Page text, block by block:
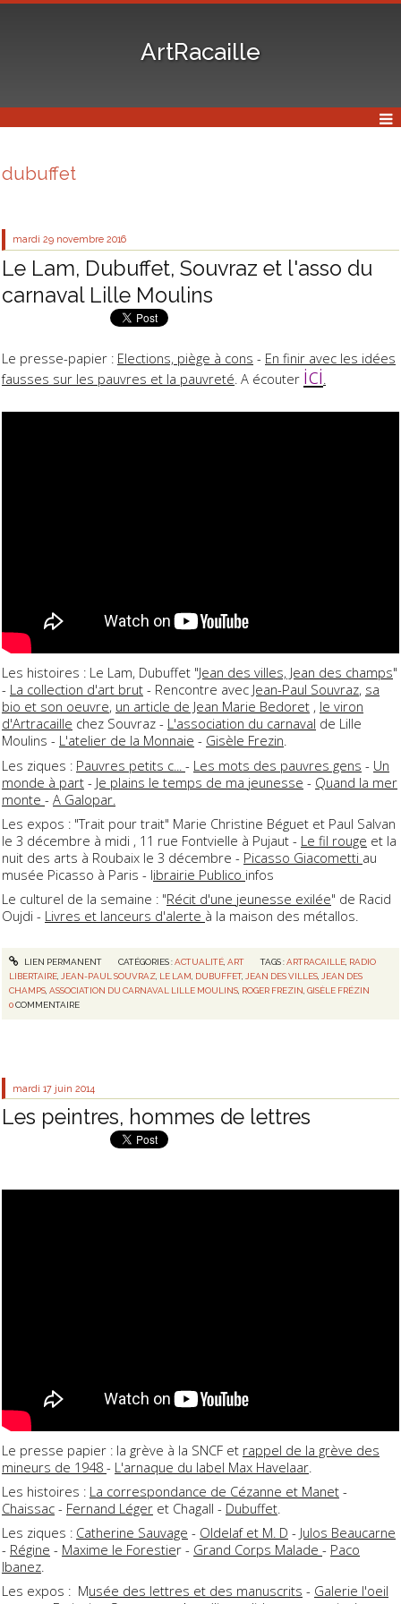
ArtRacaille
dubuffet
mardi 29 novembre 2016
Le Lam, Dubuffet, Souvraz et l'asso du
carnaval Lille Moulins
Le presse-papier : Elections, piège à cons - En finir avec les idées
fausses sur les pauvres et la pauvreté. A écouter ici.
Les histoires : Le Lam, Dubuffet "Jean des villes, Jean des champs"
- La collection d'art brut - Rencontre avec Jean-Paul Souvraz, sa
bio et son oeuvre, un article de Jean Marie Bedoret , le viron
d'Artracaille chez Souvraz - L'association du carnaval de Lille
Moulins - L'atelier de la Monnaie - Gisèle Frezin.
Les ziques : Pauvres petits c... - Les mots des pauvres gens - Un
monde à part - Je plains le temps de ma jeunesse - Quand la mer
monte - A Galopar.
Les expos : "Trait pour trait" Marie Christine Béguet et Paul Salvan
le 3 décembre à midi , 11 rue Fontvielle à Pujaut - Le fil rouge et la
nuit des arts à Roubaix le 3 décembre - Picasso Giacometti au
musée Picasso à Paris - librairie Publico infos
Le culturel de la semaine : "Récit d'une jeunesse exilée" de Racid
Oujdi - Livres et lanceurs d'alerte à la maison des métallos.
LIEN PERMANENT CATÉGORIES :ACTUALITÉ, ART TAGS :ARTRACAILLE, RADIO
LIBERTAIRE,JEAN-PAUL SOUVRAZ, LE LAM, DUBUFFET,JEAN DES VILLES,JEAN DES
CHAMPS,ASSOCIATION DU CARNAVAL LILLE MOULINS, ROGER FREZIN,GISÈLE FRÉZIN
0COMMENTAIRE
mardi 17 juin 2014
Les peintres, hommes de lettres
Le presse papier : la grève à la SNCF et rappel de la grève des
mineurs de 1948 - L'arnaque du label Max Havelaar
Les histoires : La correspondance de Cézanne et Manet -
Chaissac - Fernand Léger et Chagall - Dubuffet
Les ziques : Catherine Sauvage - Oldelaf et M. D - Julos Beaucarne
- Régine - Maxime le Forestier - Grand Corps Malade - Paco
Ibanez
Les expos : Musée des lettres et des manuscrits - Galerie l'oeil